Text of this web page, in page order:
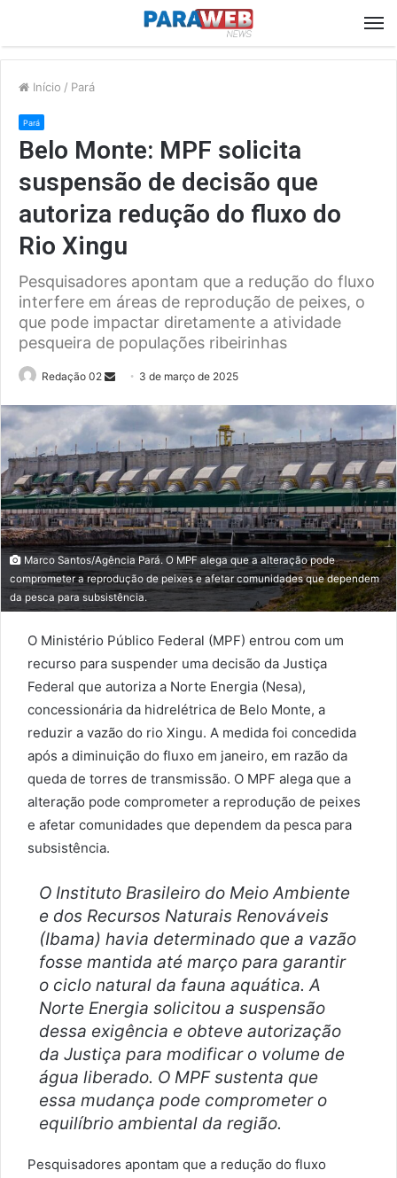
Início / Pará
Pará
Belo Monte: MPF solicita
suspensão de decisão que
autoriza redução do fluxo do
Rio Xingu
Pesquisadores apontam que a redução do fluxo
interfere em áreas de reprodução de peixes, o
que pode impactar diretamente a atividade
pesqueira de populações ribeirinhas
Redação 02
Send 3 de março de 2025
Marco Santos/Agência Pará. O MPF alega que a alteração pode
comprometer a reprodução de peixes e afetar comunidades que dependem
da pesca para subsistência.
O Ministério Público Federal (MPF) entrou com um
recurso para suspender uma decisão da Justiça
Federal que autoriza a Norte Energia (Nesa),
concessionária da hidrelétrica de Belo Monte, a
reduzir a vazão do rio Xingu. A medida foi concedida
após a diminuição do fluxo em janeiro, em razão da
queda de torres de transmissão. O MPF alega que a
alteração pode comprometer a reprodução de peixes
e afetar comunidades que dependem da pesca para
subsistência.
O Instituto Brasileiro do Meio Ambiente
e dos Recursos Naturais Renováveis
(Ibama) havia determinado que a vazão
fosse mantida até março para garantir
o ciclo natural da fauna aquática. A
Norte Energia solicitou a suspensão
dessa exigência e obteve autorização
da Justiça para modificar o volume de
água liberado. O MPF sustenta que
essa mudança pode comprometer o
equilíbrio ambiental da região.
Pesquisadores apontam que a redução do fluxo